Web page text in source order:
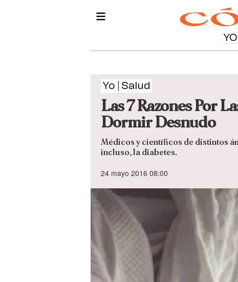
YO
Yo Salud
Las 7 Razones Por
Dormir Desnudo
Médicos y científicos de distintos
incluso, la diabetes.
24 mayo 2016 08:00